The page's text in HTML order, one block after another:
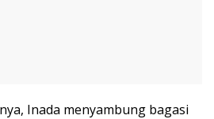
Inada menyambung bagasi